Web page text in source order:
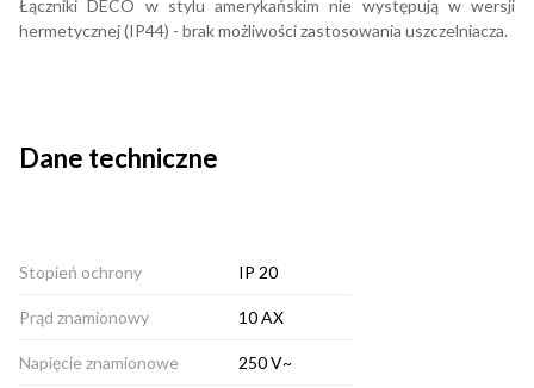
Łączniki DECO w stylu amerykańskim nie występują w wersji
hermetycznej (IP44) - brak możliwości zastosowania uszczelniacza.
Dane techniczne
Stopień ochrony IP 20
Prąd znamionowy 10 AX
Napięcie znamionowe 250 V~